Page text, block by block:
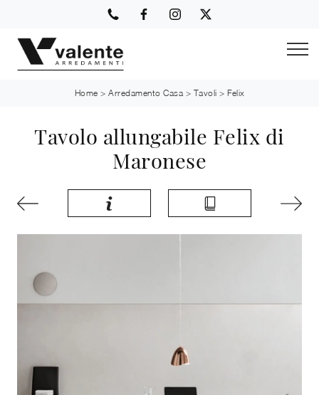
Home > Arredamento Casa > Tavoli > Felix
Tavolo allungabile Felix di
Maronese